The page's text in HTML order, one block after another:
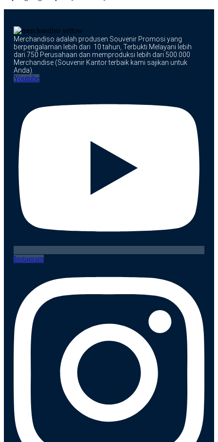
Merchandiso adalah produsen Souvenir Promosi yang
berpengalaman lebih dari 10 tahun, Terbukti Melayani lebih
dari 750 Perusahaan dan memproduksi lebih dari 500.000
Merchandise (Souvenir Kantor terbaik kami sajikan untuk
Anda).
Youtube
Instagram